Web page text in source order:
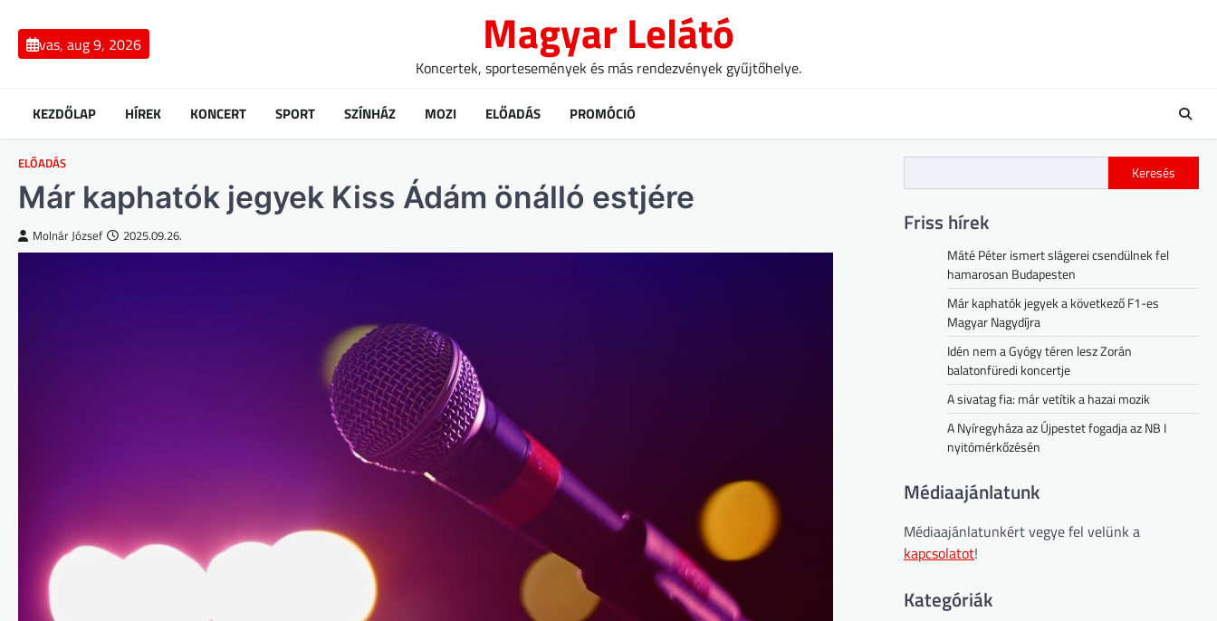
contentvas, aug 9, 2026 Magyar Lelátó
Koncertek, sportesemények és más rendezvények gyűjtőhelye.
KEZDŐLAP HÍREK KONCERT SPORT SZÍNHÁZ MOZI ELŐADÁS PROMÓCIÓ
ELŐADÁS
Már kaphatók jegyek Kiss Ádám önálló estjére
Molnár József 2025.09.26.
Keresés
Friss hírek
Máté Péter ismert slágerei csendülnek fel
hamarosan Budapesten
Már kaphatók jegyek a következő F1-es
Magyar Nagydíjra
Idén nem a Gyógy téren lesz Zorán
balatonfüredi koncertje
A sivatag fia: már vetítik a hazai mozik
A Nyíregyháza az Újpestet fogadja az NB I
nyitómérkőzésén
Médiaajánlatunk
Médiaajánlatunkért vegye fel velünk a
kapcsolatot!
Kategóriák